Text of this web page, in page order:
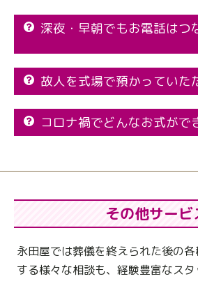
深夜・早朝でもお電話はつ
故人を式場で預かっていた
コロナ禍でどんなお式がで
その他サービ
永田屋では葬儀を終えられた後の
する様々な相談も、 経験豊富なス